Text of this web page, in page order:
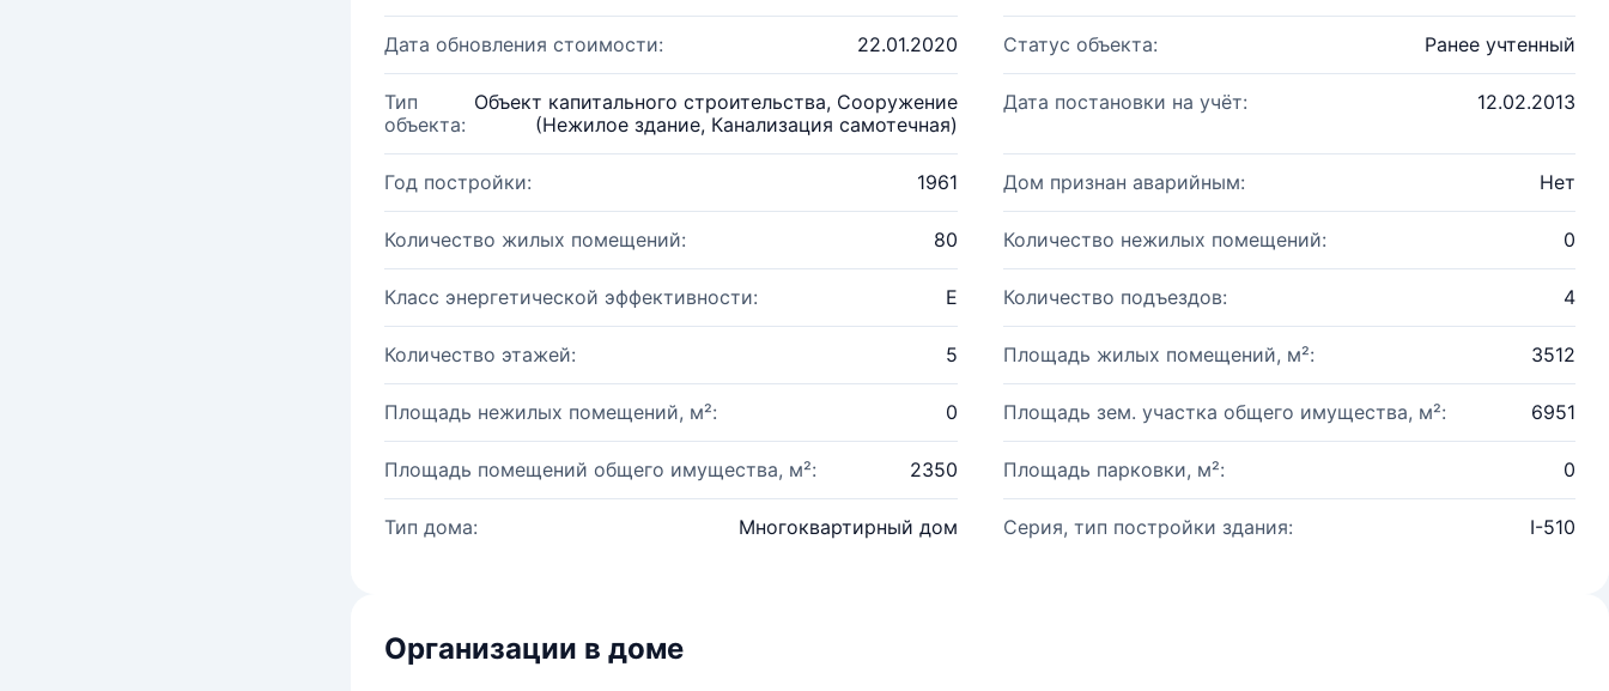
Дата обновления стоимости: 22.01.2020 Статус объекта: Ранее учтенный
Тип
объекта:
Объект капитального строительства, Сооружение
(Нежилое здание, Канализация самотечная)
Дата постановки на учёт: 12.02.2013
Год постройки: 1961 Дом признан аварийным: Нет
Количество жилых помещений: 80 Количество нежилых помещений: 0
Класс энергетической эффективности: E Количество подъездов: 4
Количество этажей: 5 Площадь жилых помещений, м²: 3512
Площадь нежилых помещений, м²: 0 Площадь зем. участка общего имущества, м²: 6951
Площадь помещений общего имущества, м²: 2350 Площадь парковки, м²: 0
Тип дома: Многоквартирный дом Серия, тип постройки здания: I-510
Организации в доме